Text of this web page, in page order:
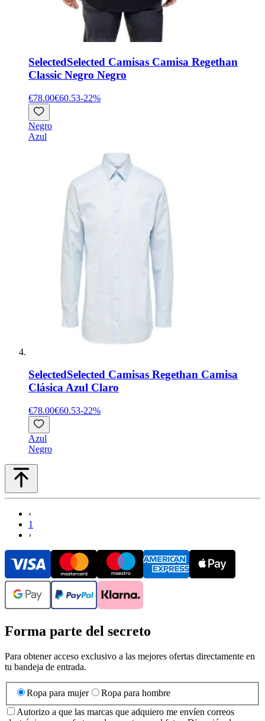
SelectedSelected Camisas Camisa Regethan
Classic Negro Negro
€78.00€60.53-22%
Negro
Azul
SelectedSelected Camisas Regethan Camisa
Clásica Azul Claro
€78.00€60.53-22%
Azul
Negro
‹
1
›
Forma parte del secreto
Para obtener acceso exclusivo a las mejores ofertas directamente en
tu bandeja de entrada.
Ropa para mujer
Ropa para hombre
Autorizo a que las marcas que adquiero me envíen correos